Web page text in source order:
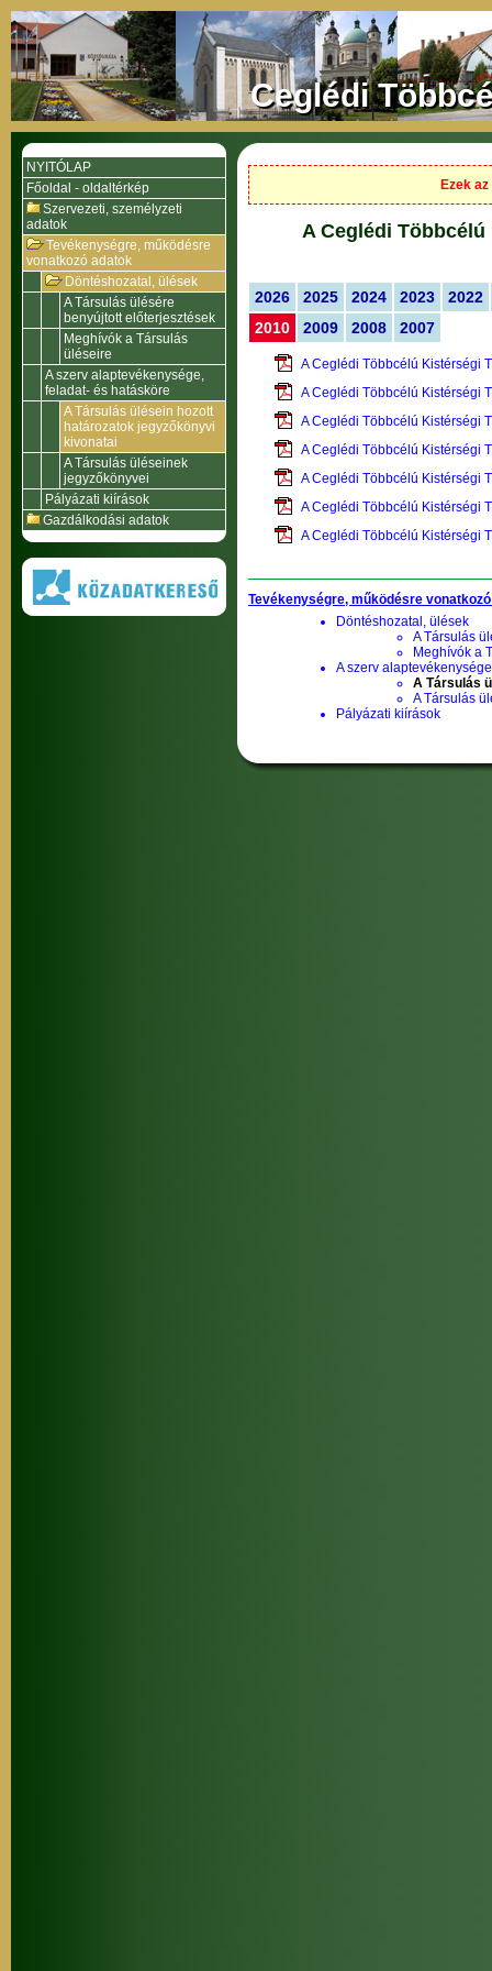
Ceglédi
NYITÓLAP
Főoldal - oldaltérkép
Szervezeti, személyzeti
adatok
Tevékenységre, működésre
vonatkozó adatok
Döntéshozatal, ülések
A Társulás ülésére
benyújtott előterjesztések
Meghívók a Társulás
üléseire
A szerv alaptevékenysége,
feladat- és hatásköre
A Társulás ülésein hozott
határozatok jegyzőkönyvi
kivonatai
A Társulás üléseinek
jegyzőkönyvei
Pályázati kiírások
Gazdálkodási adatok
Ezek
A Ceglédi
2026 2025 2024 2023
2022
2010
2009 2008 2007
A Ceglédi Többcélú Kistérségi
A Ceglédi Többcélú Kistérségi
A Ceglédi Többcélú Kistérségi
A Ceglédi Többcélú Kistérségi
A Ceglédi Többcélú Kistérségi
A Ceglédi Többcélú Kistérségi
A Ceglédi Többcélú Kistérségi
Tevékenységre, működésre
Döntéshozatal, ülések
A Társulás
Meghívók a
A szerv
A Társulás
A Társulás
Pályázati kiírások